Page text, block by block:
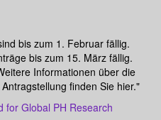
bis zum 1. Februar fällig.
bis zum 15. März fällig.
Informationen über die
finden Sie hier."
for Global PH Research